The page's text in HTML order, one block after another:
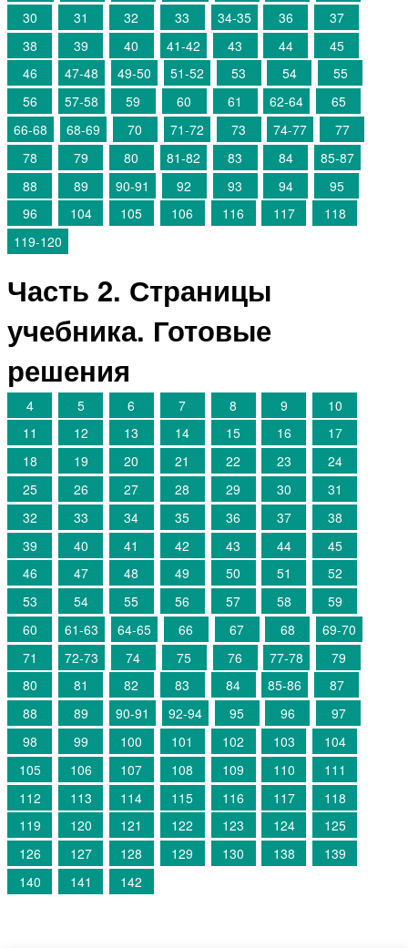
30
31 32 33 34-35 36
37
38
39 40 41-42 43 44
45
46
47-48 49-50 51-52 53 54
55
56
57-58 59 60 61 62-64
65
66-68
68-69 70 71-72 73 74-77
77
78
79 80 81-82 83 84
85-87
88
89 90-91 92 93 94
95
96
104 105 106 116 117
118
119-120
Часть 2. Страницы
учебника. Готовые
решения
4 5 6 7 8 9
10
11
12 13 14 15 16
17
18
19 20 21 22 23
24
25
26 27 28 29 30
31
32
33 34 35 36 37
38
39
40 41 42 43 44
45
46
47 48 49 50 51
52
53
54 55 56 57 58
59
60
61-63 64-65 66 67 68
69-70
71
72-73 74 75 76 77-78
79
80
81 82 83 84 85-86
87
88
89 90-91 92-94 95 96
97
98
99 100 101 102 103
104
105
106 107 108 109 110
111
112
113 114 115 116 117
118
119
120 121 122 123 124
125
126
127 128 129 130 138
139
140
141 142